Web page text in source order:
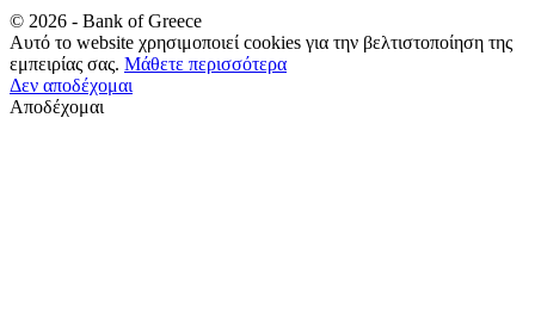
© 2026 - Bank of Greece
Αυτό το website χρησιμοποιεί cookies για την βελτιστοποίηση της
εμπειρίας σας. Μάθετε περισσότερα
Δεν αποδέχομαι
Αποδέχομαι